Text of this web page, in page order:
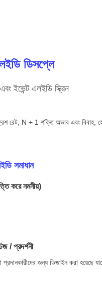
ডিসপ্লে
ইভেন্ট এলইডি স্ক্রিন
N + 1 শক্তি অভাব এবং বিবাহ,
সমাধান
করে নমনীয়)
/ প্রদর্শনী
জন্য ডিজাইন করা হয়েছে